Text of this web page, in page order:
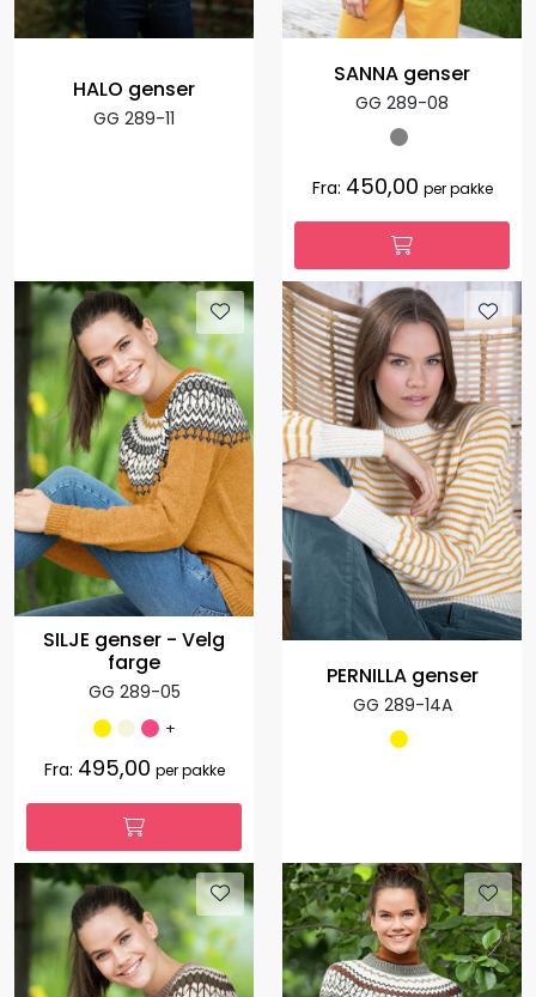
HALO genser
GG 289-11
SANNA genser
GG 289-08
Fra: 450,00 per pakke
SILJE genser - Velg
farge
GG 289-05
+
Fra: 495,00 per pakke
PERNILLA genser
GG 289-14A